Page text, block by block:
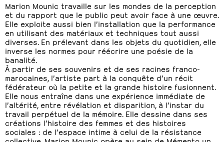
Marion Mounic travaille sur les mondes de la perception
et du rapport que le public peut avoir face à une œuvre.
Elle exploite aussi bien l’installation que la performance
en utilisant des matériaux et techniques tout aussi
diverses. En prélevant dans les objets du quotidien, elle
inverse les normes pour réécrire une poésie de la
banalité.
À partir de ses souvenirs et de ses racines franco-
marocaines, l’artiste part à la conquête d’un récit
fédérateur où la petite et la grande histoire fusionnent.
Elle nous entraîne dans une expérience immédiate de
l’altérité, entre révélation et disparition, à l’instar du
travail perpétuel de la mémoire. Elle dessine dans ses
créations l’histoire des femmes et des histoires
sociales : de l’espace intime à celui de la résistance